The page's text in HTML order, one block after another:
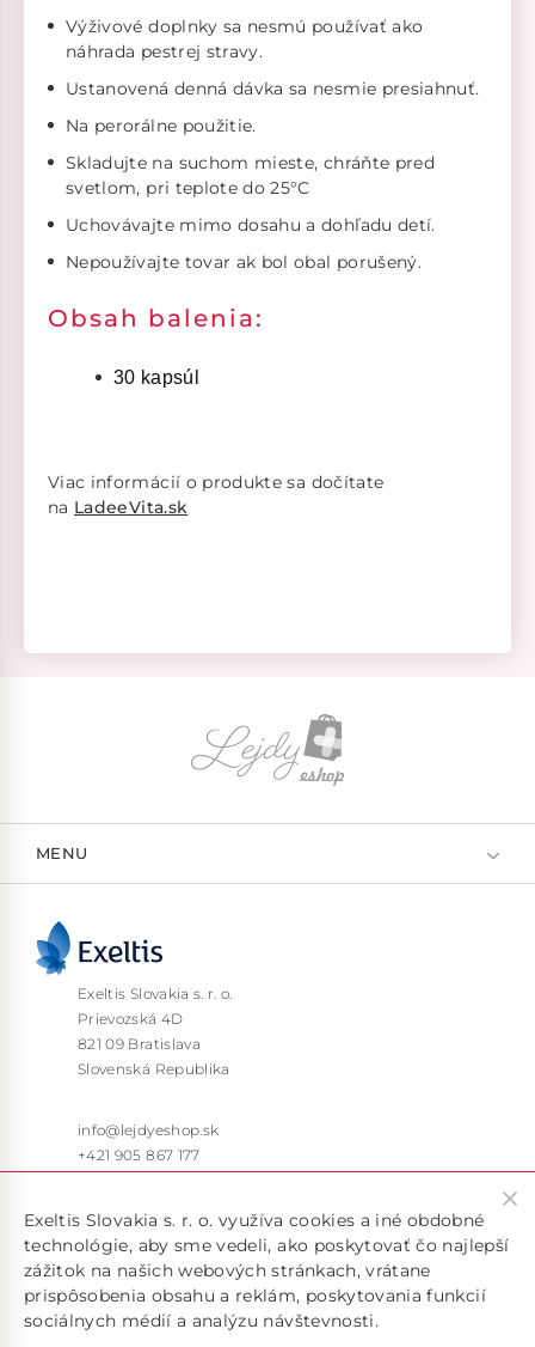
Výživové doplnky sa nesmú používať ako
náhrada pestrej stravy.
Ustanovená denná dávka sa nesmie presiahnuť.
Na perorálne použitie.
Skladujte na suchom mieste, chráňte pred
svetlom, pri teplote do 25°C
Uchovávajte mimo dosahu a dohľadu detí.
Nepoužívajte tovar ak bol obal porušený.
Obsah balenia:
30 kapsúl
Viac informácií o produkte sa dočítate
na LadeeVita.sk
MENU
Exeltis Slovakia s. r. o.
Prievozská 4D
821 09 Bratislava
Slovenská Republika
info@lejdyeshop.sk
+421 905 867 177
Exeltis Slovakia s. r. o. využíva cookies a iné obdobné
technológie, aby sme vedeli, ako poskytovať čo najlepší
zážitok na našich webových stránkach, vrátane
prispôsobenia obsahu a reklám, poskytovania funkcií
sociálnych médií a analýzu návštevnosti.